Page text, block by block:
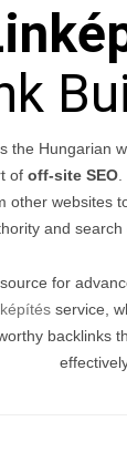
the Hungarian
of off-site SEO.
other websites
and search
for
service,
backlinks